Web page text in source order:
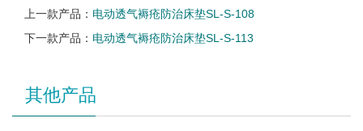
上一款产品： 电动透气褥疮防治床垫SL-S-108
下一款产品： 电动透气褥疮防治床垫SL-S-113
其他产品